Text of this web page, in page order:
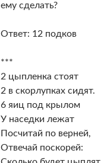
ему сделать?
Ответ: 12 подков
***
2 цыпленка стоят
2 в скорлупках сидят.
6 яиц под крылом
У наседки лежат
Посчитай по верней,
Отвечай поскорей: